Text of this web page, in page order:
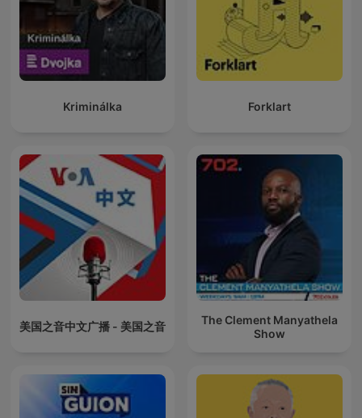
Kriminálka Forklart
美国之音中文广播 - 美国之音
The Clement Manyathela
Show